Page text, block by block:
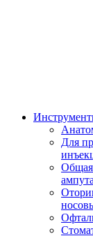
Для
Общая